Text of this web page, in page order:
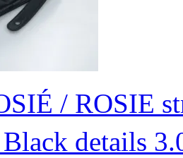
/ ROSIE
details